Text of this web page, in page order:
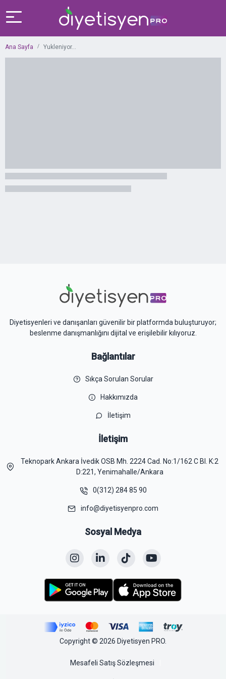
Ana Sayfa Yukleniyor...
Diyetisyenleri ve danışanları güvenilir bir platformda buluşturuyor;
beslenme danışmanlığını dijital ve erişilebilir kılıyoruz.
Bağlantılar
Sıkça Sorulan Sorular
Hakkımızda
İletişim
İletişim
Teknopark Ankara İvedik OSB Mh. 2224 Cad. No:1/162 C Bl. K:2
D:221, Yenimahalle/Ankara
0(312) 284 85 90
info@diyetisyenpro.com
Sosyal Medya
Copyright © 2026 Diyetisyen PRO.
Mesafeli Satış Sözleşmesi